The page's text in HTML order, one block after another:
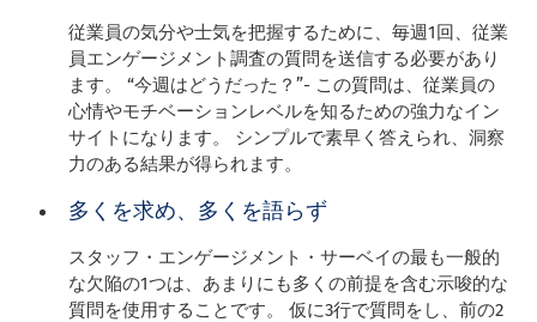
従業員の気分や士気を把握するために、毎週1回、従業
員エンゲージメント調査の質問を送信する必要があり
ます。 “今週はどうだった？”- この質問は、従業員の
心情やモチベーションレベルを知るための強力なイン
サイトになります。 シンプルで素早く答えられ、洞察
力のある結果が得られます。
多くを求め、多くを語らず
スタッフ・エンゲージメント・サーベイの最も一般的
な欠陥の1つは、あまりにも多くの前提を含む示唆的な
質問を使用することです。 仮に3行で質問をし、前の2